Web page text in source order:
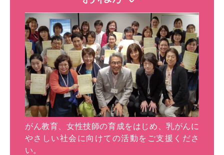
がん教育、女性技師の育成をはじめ、乳がんに
やさしい社会に向けての活動をご支援くださ
い。